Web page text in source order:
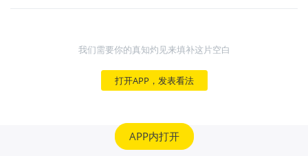
我们需要你的真知灼见来填补这片空白
打开APP，发表看法
APP内打开